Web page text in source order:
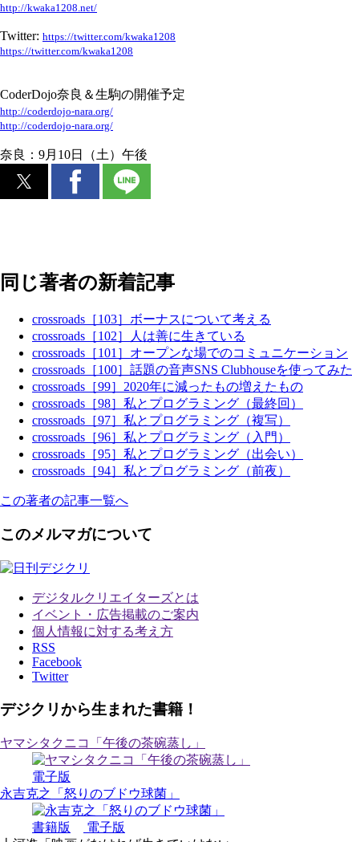
http://kwaka1208.net/
Twitter: https://twitter.com/kwaka1208
https://twitter.com/kwaka1208
CoderDojo奈良＆生駒の開催予定
http://coderdojo-nara.org/
http://coderdojo-nara.org/
奈良：9月10日（土）午後
同じ著者の新着記事
crossroads［103］ボーナスについて考える
crossroads［102］人は善に生きている
crossroads［101］オープンな場でのコミュニケーション
crossroads［100］話題の音声SNS Clubhouseを使ってみた
crossroads［99］2020年に減ったもの増えたもの
crossroads［98］私とプログラミング（最終回）
crossroads［97］私とプログラミング（複写）
crossroads［96］私とプログラミング（入門）
crossroads［95］私とプログラミング（出会い）
crossroads［94］私とプログラミング（前夜）
この著者の記事一覧へ
このメルマガについて
デジタルクリエイターズとは
イベント・広告掲載のご案内
個人情報に対する考え方
RSS
Facebook
Twitter
デジクリから生まれた書籍！
ヤマシタクニコ「午後の茶碗蒸し」
電子版
永吉克之「怒りのブドウ球菌」
書籍版
電子版